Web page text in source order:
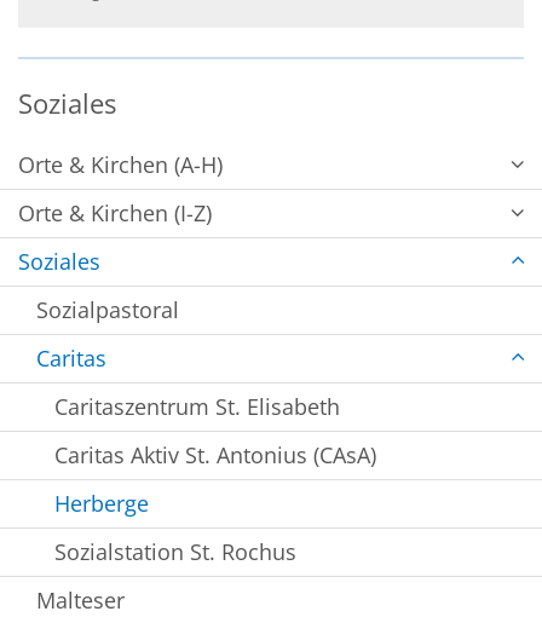
Soziales
Orte & Kirchen (A-H)
Orte & Kirchen (I-Z)
Soziales
Sozialpastoral
Caritas
Caritaszentrum St. Elisabeth
Caritas Aktiv St. Antonius (CAsA)
Herberge
Sozialstation St. Rochus
Malteser